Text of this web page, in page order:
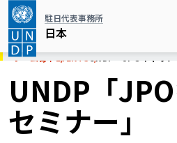
ン
コ
ツ
駐日代表事務所
日本
ホーム
UNDP「
セミナー」